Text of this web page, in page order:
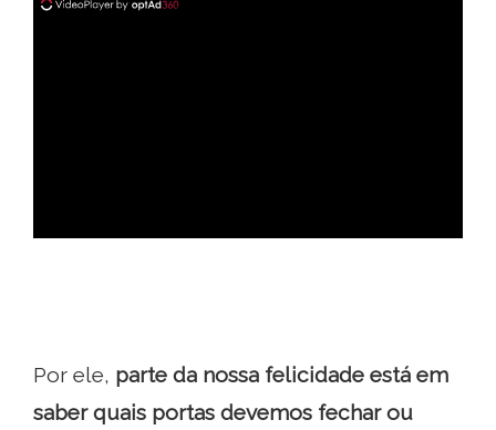
Por ele, parte da nossa felicidade está em
saber quais portas devemos fechar ou